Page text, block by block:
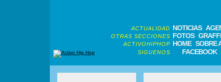
ACTUALIDAD NOTICIAS
OTRAS SECCIONES FOTOS
ACTIVOHIPHOP HOME SOBRE
SIGUENOS FACEBOOK